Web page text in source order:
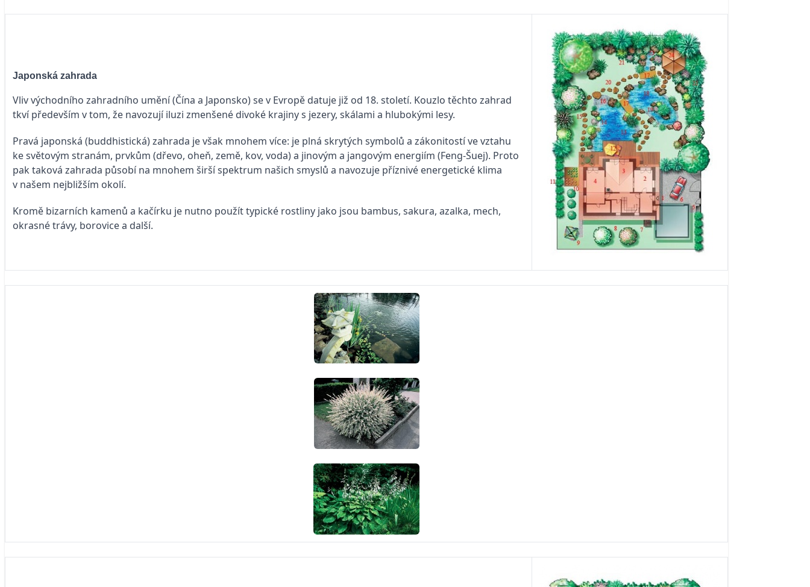
Japonská zahrada
Vliv východního zahradního umění (Čína a Japonsko) se v Evropě datuje již od 18. století. Kouzlo těchto zahrad
tkví především v tom, že navozují iluzi zmenšené divoké krajiny s jezery, skálami a hlubokými lesy.
Pravá japonská (buddhistická) zahrada je však mnohem více: je plná skrytých symbolů a zákonitostí ve vztahu
ke světovým stranám, prvkům (dřevo, oheň, země, kov, voda) a jinovým a jangovým energiím (Feng-Šuej). Proto
pak taková zahrada působí na mnohem širší spektrum našich smyslů a navozuje příznivé energetické klima
v našem nejbližším okolí.
Kromě bizarních kamenů a kačírku je nutno použít typické rostliny jako jsou bambus, sakura, azalka, mech,
okrasné trávy, borovice a další.